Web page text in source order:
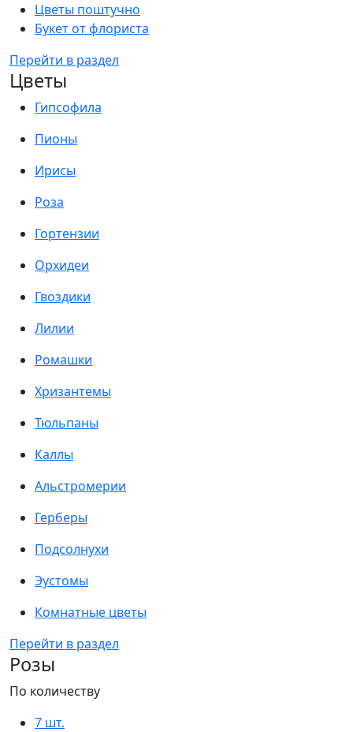
Цветы поштучно
Букет от флориста
Перейти в раздел
Цветы
Гипсофила
Пионы
Ирисы
Роза
Гортензии
Орхидеи
Гвоздики
Лилии
Ромашки
Хризантемы
Тюльпаны
Каллы
Альстромерии
Герберы
Подсолнухи
Эустомы
Комнатные цветы
Перейти в раздел
Розы
По количеству
7 шт.